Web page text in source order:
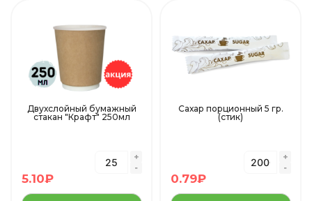
Двухслойный бумажный
стакан "Крафт" 250мл
5.10₽
Сахар порционный 5 гр.
(стик)
0.79₽